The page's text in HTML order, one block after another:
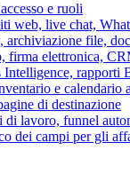
e ruoli
web, live chat,
archiviazione file,
firma elettronica,
Intelligence, rapporti
e calendario
di destinazione
di lavoro, funnel
dei campi per gli